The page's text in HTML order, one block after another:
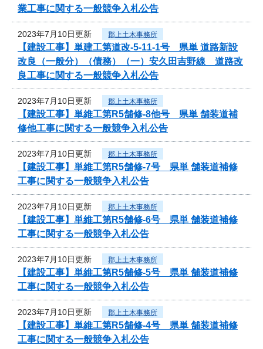
業工事に関する一般競争入札公告
2023年7月10日更新 郡上土木事務所
【建設工事】単建工第道改-5-11-1号 県単 道路新設
改良（一般分）（債務）（一）安久田吉野線 道路改
良工事に関する一般競争入札公告
2023年7月10日更新 郡上土木事務所
【建設工事】単維工第R5舗修-8他号 県単 舗装道補
修他工事に関する一般競争入札公告
2023年7月10日更新 郡上土木事務所
【建設工事】単維工第R5舗修-7号 県単 舗装道補修
工事に関する一般競争入札公告
2023年7月10日更新 郡上土木事務所
【建設工事】単維工第R5舗修-6号 県単 舗装道補修
工事に関する一般競争入札公告
2023年7月10日更新 郡上土木事務所
【建設工事】単維工第R5舗修-5号 県単 舗装道補修
工事に関する一般競争入札公告
2023年7月10日更新 郡上土木事務所
【建設工事】単維工第R5舗修-4号 県単 舗装道補修
工事に関する一般競争入札公告